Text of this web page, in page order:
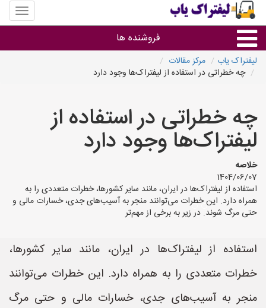
منوی
سایت
یاب
فروشنده ها
گروه ها
استان ها
لیفتراک یاب
مرکز مقالات
چه خطراتی در استفاده از لیفتراک‌ها وجود دارد
چه خطراتی در استفاده از
لیفتراک‌ها وجود دارد
خلاصه
1404/06/07
استفاده از لیفتراک‌ها در ایران، مانند سایر کشورها، خطرات متعددی را به
همراه دارد. این خطرات می‌توانند منجر به آسیب‌های جدی، خسارات مالی و
حتی مرگ شوند. در زیر به برخی از مهم‌تر
استفاده از لیفتراک‌ها در ایران، مانند سایر کشورها،
خطرات متعددی را به همراه دارد. این خطرات می‌توانند
منجر به آسیب‌های جدی، خسارات مالی و حتی مرگ